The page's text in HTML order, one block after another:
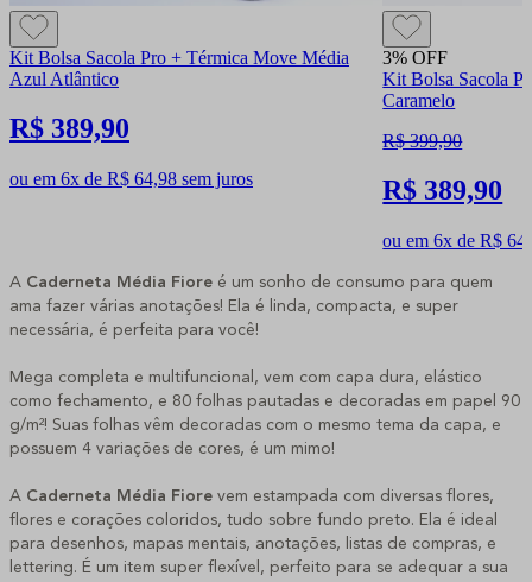
Kit Bolsa Sacola Pro + Térmica Move Média
Azul Atlântico
R$ 389,90
ou em 6x de R$ 64,98 sem juros
3% OFF
Kit Bolsa Sacola
Caramelo
R$ 399,90
R$ 389,90
ou em 6x de R$
A Caderneta Média Fiore é um sonho de consumo para quem
ama fazer várias anotações! Ela é linda, compacta, e super
necessária, é perfeita para você!
Mega completa e multifuncional, vem com capa dura, elástico
como fechamento, e 80 folhas pautadas e decoradas em papel 90
g/m²! Suas folhas vêm decoradas com o mesmo tema da capa, e
possuem 4 variações de cores, é um mimo!
A Caderneta Média Fiore vem estampada com diversas flores,
flores e corações coloridos, tudo sobre fundo preto. Ela é ideal
para desenhos, mapas mentais, anotações, listas de compras, e
lettering. É um item super flexível, perfeito para se adequar a sua